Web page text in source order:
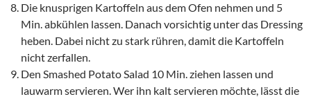
Die knusprigen Kartoffeln aus dem Ofen nehmen und 5
Min. abkühlen lassen. Danach vorsichtig unter das Dressing
heben. Dabei nicht zu stark rühren, damit die Kartoffeln
nicht zerfallen.
Den Smashed Potato Salad 10 Min. ziehen lassen und
lauwarm servieren. Wer ihn kalt servieren möchte, lässt die